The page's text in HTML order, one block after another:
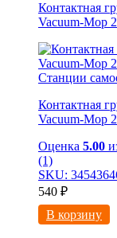
Контактная
Vacuum-Mop
Станции
Контактная
Vacuum-Mop
Оценка 5.00
(1)
SKU:
540 ₽
В корзину